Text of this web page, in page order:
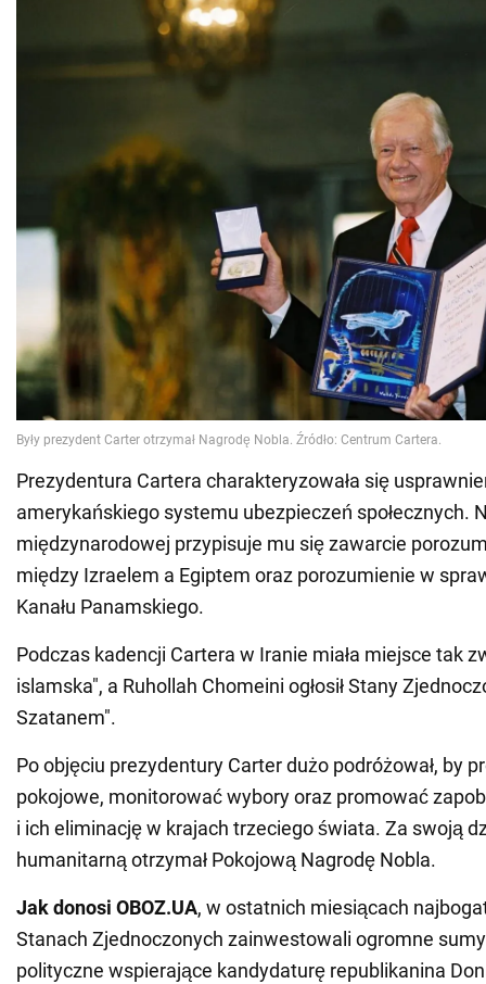
Prezydentura Cartera charakteryzowała się
amerykańskiego systemu ubezpieczeń społecznych.
międzynarodowej przypisuje mu się zawarcie
między Izraelem a Egiptem oraz porozumienie w
Kanału Panamskiego.
Podczas kadencji Cartera w Iranie miała miejsce tak
islamska", a Ruhollah Chomeini ogłosił Stany
Szatanem".
Po objęciu prezydentury Carter dużo podróżował, by
pokojowe, monitorować wybory oraz promować
i ich eliminację w krajach trzeciego świata. Za swoją
humanitarną otrzymał Pokojową Nagrodę Nobla.
Jak donosi OBOZ.UA, w ostatnich miesiącach
Stanach Zjednoczonych zainwestowali ogromne
polityczne wspierające kandydaturę republikanina